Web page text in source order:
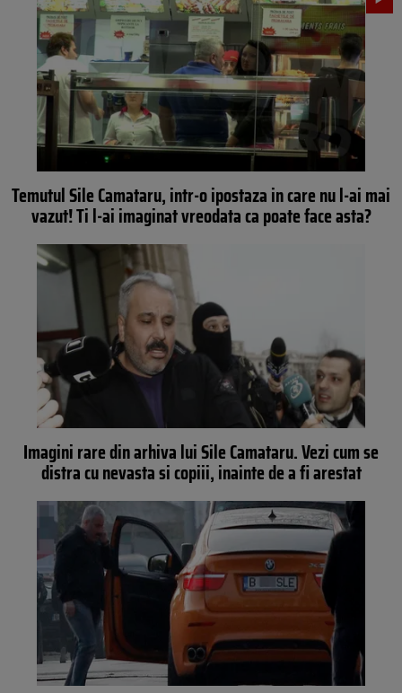
Temutul Sile Camataru, intr-o ipostaza in care nu l-ai mai
vazut! Ti l-ai imaginat vreodata ca poate face asta?
Imagini rare din arhiva lui Sile Camataru. Vezi cum se
distra cu nevasta si copiii, inainte de a fi arestat